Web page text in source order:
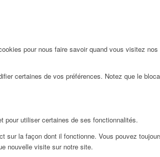
pour nous faire savoir quand vous visitez
certaines de vos préférences. Notez que le
pour utiliser certaines de ses fonctionnalités.
la façon dont il fonctionne. Vous pouvez
nouvelle visite sur notre site.